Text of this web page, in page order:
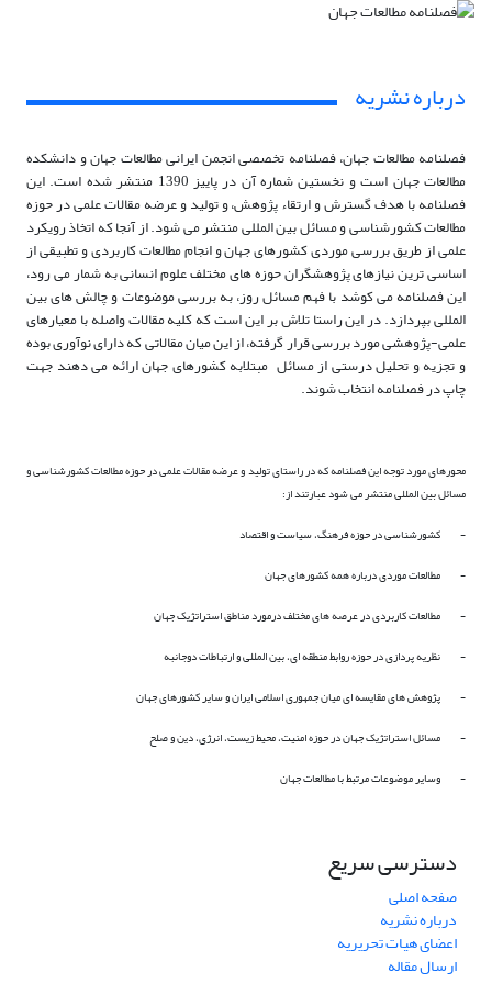
درباره نشریه
فصلنامه مطالعات جهان، فصلنامه تخصصی انجمن ایرانی مطالعات جهان و دانشکده
مطالعات جهان است و نخستین شماره آن در پاییز 1390 منتشر شده است. این
فصلنامه با هدف گسترش و ارتقاء پژوهش، و تولید و عرضه مقالات علمی در حوزه
مطالعات کشورشناسی و مسائل بین المللی منتشر می شود. از آنجا که اتخاذ رویکرد
علمی از طریق بررسی موردی کشورهای جهان و انجام مطالعات کاربردی و تطبیقی از
اساسی ترین نیازهای پژوهشگران حوزه های مختلف علوم انسانی به شمار می رود،
این فصلنامه می کوشد با فهم مسائل روز، به بررسی موضوعات و چالش های بین
المللی بپردازد. در این راستا تلاش بر این است که کلیه مقالات واصله با معیارهای
علمی-پژوهشی مورد بررسی قرار گرفته، از این میان مقالاتی که دارای نوآوری بوده
و تجزیه و تحلیل درستی از مسائل مبتلابه کشورهای جهان ارائه می دهند جهت
چاپ در فصلنامه انتخاب شوند.
محورهای مورد توجه این فصلنامه که در راستای تولید و عرضه مقالات علمی در حوزه مطالعات کشورشناسی و
مسائل بین المللی منتشر می شود عبارتند از:
- کشورشناسی در حوزه فرهنگ، سیاست و اقتصاد
- مطالعات موردی درباره همه کشورهای جهان
- مطالعات کاربردی در عرصه های مختلف درمورد مناطق استراتژیک جهان
- نظریه پردازی در حوزه روابط منطقه ای، بین المللی و ارتباطات دوجانبه
- پژوهش های مقایسه ای میان جمهوری اسلامی ایران و سایر کشورهای جهان
- مسائل استراتژیک جهان در حوزه امنیت، محیط زیست، انرژی، دین و صلح
- وسایر موضوعات مرتبط با مطالعات جهان
دسترسی سریع
صفحه اصلی
درباره نشریه
اعضای هیات تحریریه
ارسال مقاله